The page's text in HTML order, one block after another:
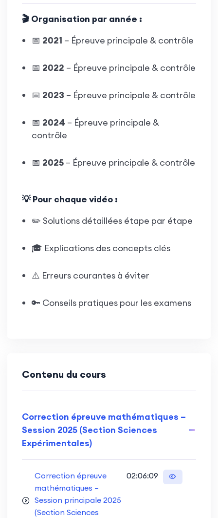
🎬 Organisation par année :
📅 2021 – Épreuve principale & contrôle
📅 2022 – Épreuve principale & contrôle
📅 2023 – Épreuve principale & contrôle
📅 2024 – Épreuve principale &
contrôle
📅 2025 – Épreuve principale & contrôle
💡 Pour chaque vidéo :
✏️ Solutions détaillées étape par étape
🎓 Explications des concepts clés
⚠️ Erreurs courantes à éviter
🔑 Conseils pratiques pour les examens
Contenu du cours
Correction épreuve mathématiques –
Session 2025 (Section Sciences
Expérimentales)
Correction épreuve
mathématiques –
Session principale 2025
(Section Sciences
02:06:09